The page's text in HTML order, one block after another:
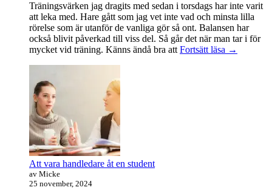
Träningsvärken jag dragits med sedan i torsdags har inte varit
att leka med. Hare gått som jag vet inte vad och minsta lilla
rörelse som är utanför de vanliga gör så ont. Balansen har
också blivit påverkad till viss del. Så går det när man tar i för
mycket vid träning. Känns ändå bra attFortsätt läsa →
Att vara handledare åt en student
av Micke
25 november, 2024